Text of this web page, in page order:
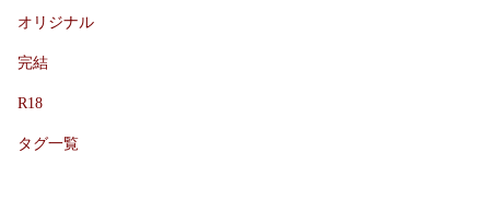
オリジナル
完結
R18
タグ一覧